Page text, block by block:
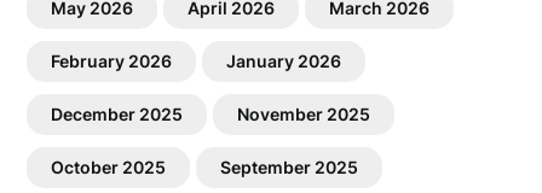
May 2026 April 2026 March 2026
February 2026 January 2026
December 2025 November 2025
October 2025 September 2025